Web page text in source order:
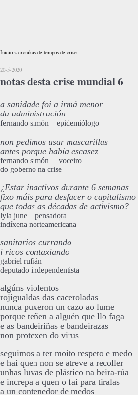
Inicio » cronikas de tempos de crise
20-5-2020
notas desta crise mundial 6
a sanidade foi a irmá menor
da administración
fernando simón epidemiólogo
non pedimos usar mascarillas
antes porque había escasez
fernando simón voceiro
do goberno na crise
¿Estar inactivos durante 6 semanas
fixo máis para desfacer o capitalismo
que todas as décadas de activismo?
lyla june pensadora
indíxena norteamericana
sanitarios currando
i ricos contaxiando
gabriel rufián
deputado independentista
algúns violentos
rojigualdas das caceroladas
nunca puxeron un cazo ao lume
porque teñen a alguén que llo faga
e as bandeiriñas e bandeirazas
non protexen do virus
seguimos a ter moito respeto e medo
e hai quen non se atreve a recoller
unhas luvas de plástico na beira-rúa
e increpa a quen o fai para tiralas
a un contenedor de medos